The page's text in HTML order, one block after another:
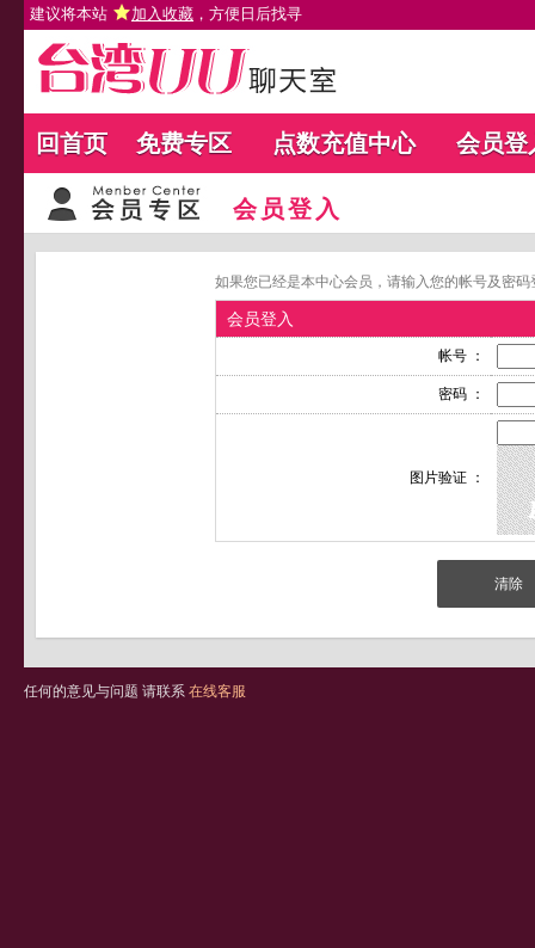
建议将本站 加入收藏 ，方便日后找寻
回首页 免费专区 点数充值中心 会员登
会员登入
如果您已经是本中心会员，请输入您的帐号及密
会员登入
帐号 ：
密码 ：
图片验证 ：
任何的意见与问题 请联系 在线客服